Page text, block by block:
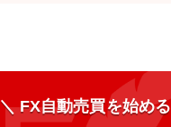
＼ FX自動売買を始め